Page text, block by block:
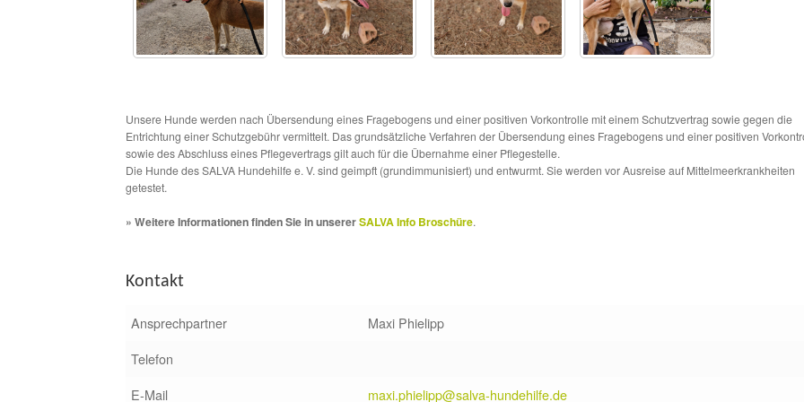
Unsere Hunde werden nach Übersendung eines Fragebogens und einer positiven Vorkontrolle mit einem Schutzvertrag sowie gegen die
Entrichtung einer Schutzgebühr vermittelt. Das grundsätzliche Verfahren der Übersendung eines Fragebogens und einer positiven
sowie des Abschluss eines Pflegevertrags gilt auch für die Übernahme einer Pflegestelle.
Die Hunde des SALVA Hundehilfe e. V. sind geimpft (grundimmunisiert) und entwurmt. Sie werden vor Ausreise auf Mittelmeerkrankheiten
getestet.
» Weitere Informationen finden Sie in unsererSALVA Info Broschüre.
Kontakt
Ansprechpartner
Maxi Phielipp
Telefon
E-Mail
maxi.phielipp@salva-hundehilfe.de